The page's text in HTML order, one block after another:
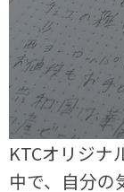
KTCオリジナ
中で、自分の